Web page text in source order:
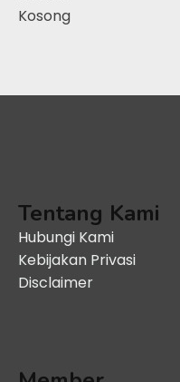
Kosong
Tentang Kami
Hubungi Kami
Kebijakan Privasi
Disclaimer